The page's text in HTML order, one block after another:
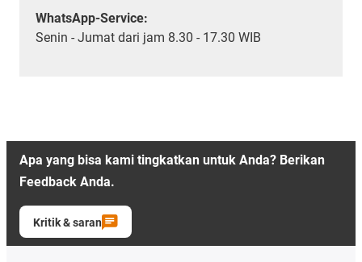
WhatsApp-Service:
Senin - Jumat dari jam 8.30 - 17.30 WIB
Apa yang bisa kami tingkatkan untuk Anda? Berikan
Feedback Anda.
Kritik & saran